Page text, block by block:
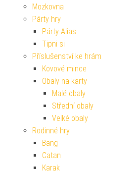
Mozkovna
Párty hry
Párty Alias
Tipni si
Příslušenství ke hrám
Kovové mince
Obaly na karty
Malé obaly
Střední obaly
Velké obaly
Rodinné hry
Bang
Catan
Karak